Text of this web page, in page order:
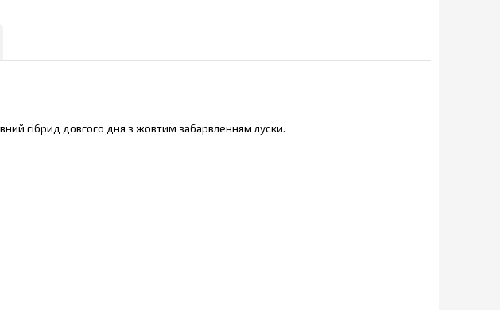
гібрид довгого дня з жовтим забарвленням луски.